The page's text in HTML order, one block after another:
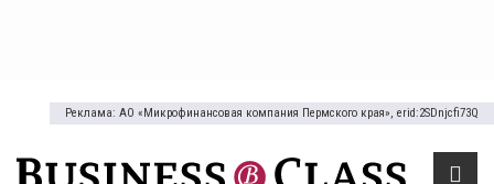
Реклама: АО «Микрофинансовая компания Пермского края», erid:2SDnjcfi73Q